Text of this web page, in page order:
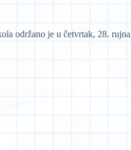
održano je u četvrtak, 28. rujna